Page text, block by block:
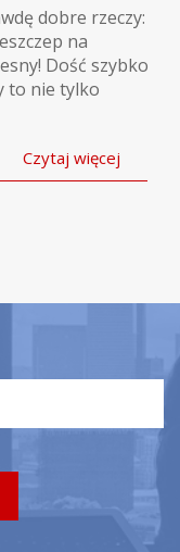
dobre rzeczy:
na
Dość szybko
to nie tylko
Czytaj więcej